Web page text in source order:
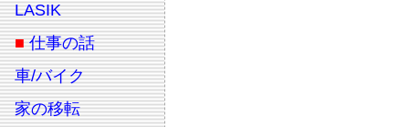
LASIK
■ 仕事の話
車/バイク
家の移転